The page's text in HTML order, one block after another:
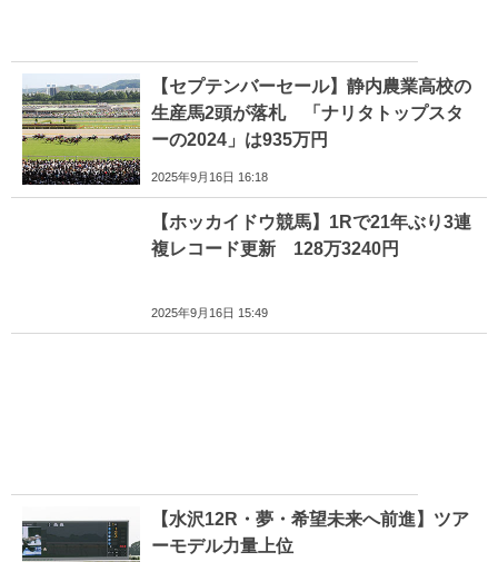
【セプテンバーセール】静内農業高校の
生産馬2頭が落札 「ナリタトップスタ
ーの2024」は935万円
2025年9月16日 16:18
【ホッカイドウ競馬】1Rで21年ぶり3連
複レコード更新 128万3240円
2025年9月16日 15:49
【水沢12R・夢・希望未来へ前進】ツア
ーモデル力量上位